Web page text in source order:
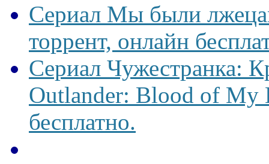
Сериал Мы были
торрент, онлайн
Сериал Чужестранка:
Outlander: Blood of My
бесплатно.